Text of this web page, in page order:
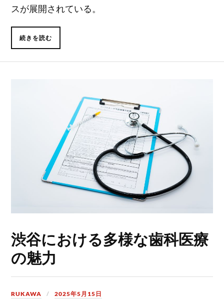
スが展開されている。
続きを読む
渋谷における多様な歯科医療
の魅力
RUKAWA 2025年5月15日